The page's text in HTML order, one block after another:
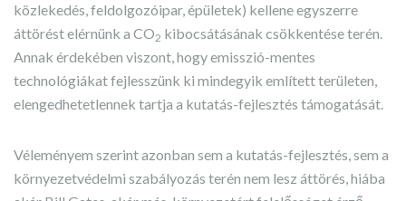
közlekedés, feldolgozóipar, épületek) kellene egyszerre
áttörést elérnünk a CO2 kibocsátásának csökkentése terén.
Annak érdekében viszont, hogy emisszió-mentes
technológiákat fejlesszünk ki mindegyik említett területen,
elengedhetetlennek tartja a kutatás-fejlesztés támogatását.
Véleményem szerint azonban sem a kutatás-fejlesztés, sem a
környezetvédelmi szabályozás terén nem lesz áttörés, hiába